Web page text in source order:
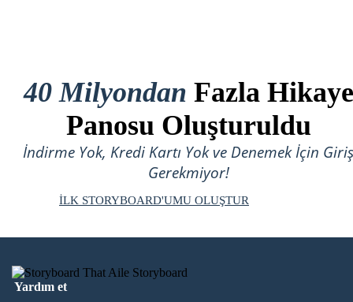
40 Milyondan Fazla Hikaye
Panosu Oluşturuldu
İndirme Yok, Kredi Kartı Yok ve Denemek İçin Giriş
Gerekmiyor!
İLK STORYBOARD'UMU OLUŞTUR
Yardım et